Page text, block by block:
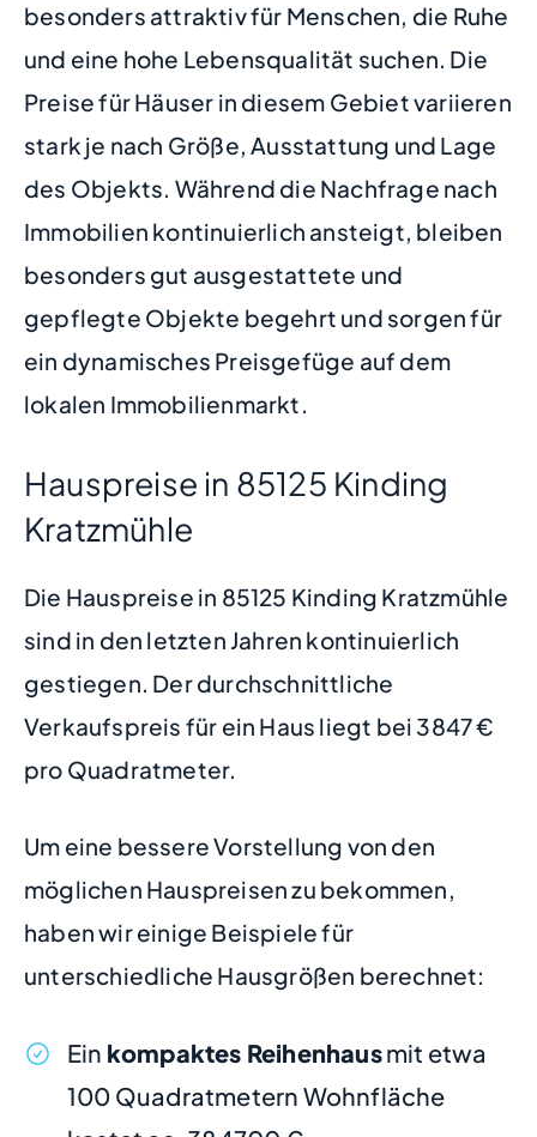
besonders attraktiv für Menschen, die Ruhe
und eine hohe Lebensqualität suchen. Die
Preise für Häuser in diesem Gebiet variieren
stark je nach Größe, Ausstattung und Lage
des Objekts. Während die Nachfrage nach
Immobilien kontinuierlich ansteigt, bleiben
besonders gut ausgestattete und
gepflegte Objekte begehrt und sorgen für
ein dynamisches Preisgefüge auf dem
lokalen Immobilienmarkt.
Hauspreise in 85125 Kinding
Kratzmühle
Die Hauspreise in 85125 Kinding Kratzmühle
sind in den letzten Jahren kontinuierlich
gestiegen. Der durchschnittliche
Verkaufspreis für ein Haus liegt bei 3847 €
pro Quadratmeter.
Um eine bessere Vorstellung von den
möglichen Hauspreisen zu bekommen,
haben wir einige Beispiele für
unterschiedliche Hausgrößen berechnet:
Ein kompaktes Reihenhausmit etwa
100 Quadratmetern Wohnfläche